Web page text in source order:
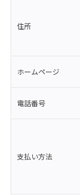
住所
ホームページ
電話番号
支払い方法